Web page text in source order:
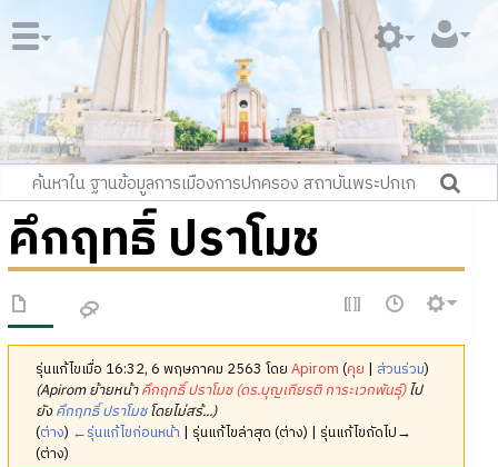
คึกฤทธิ์ ปราโมช
รุ่นแก้ไขเมื่อ 16:32, 6 พฤษภาคม 2563 โดยApirom (คุย | ส่วนร่วม)
(Apirom ย้ายหน้าคึกฤทธิ์ ปราโมช (ดร.บุญเกียรติ การะเวกพันธุ์)ไป
ยังคึกฤทธิ์ ปราโมชโดยไม่สร้...)
(ต่าง) ←รุ่นแก้ไขก่อนหน้า | รุ่นแก้ไขล่าสุด (ต่าง) | รุ่นแก้ไขถัดไป→
(ต่าง)